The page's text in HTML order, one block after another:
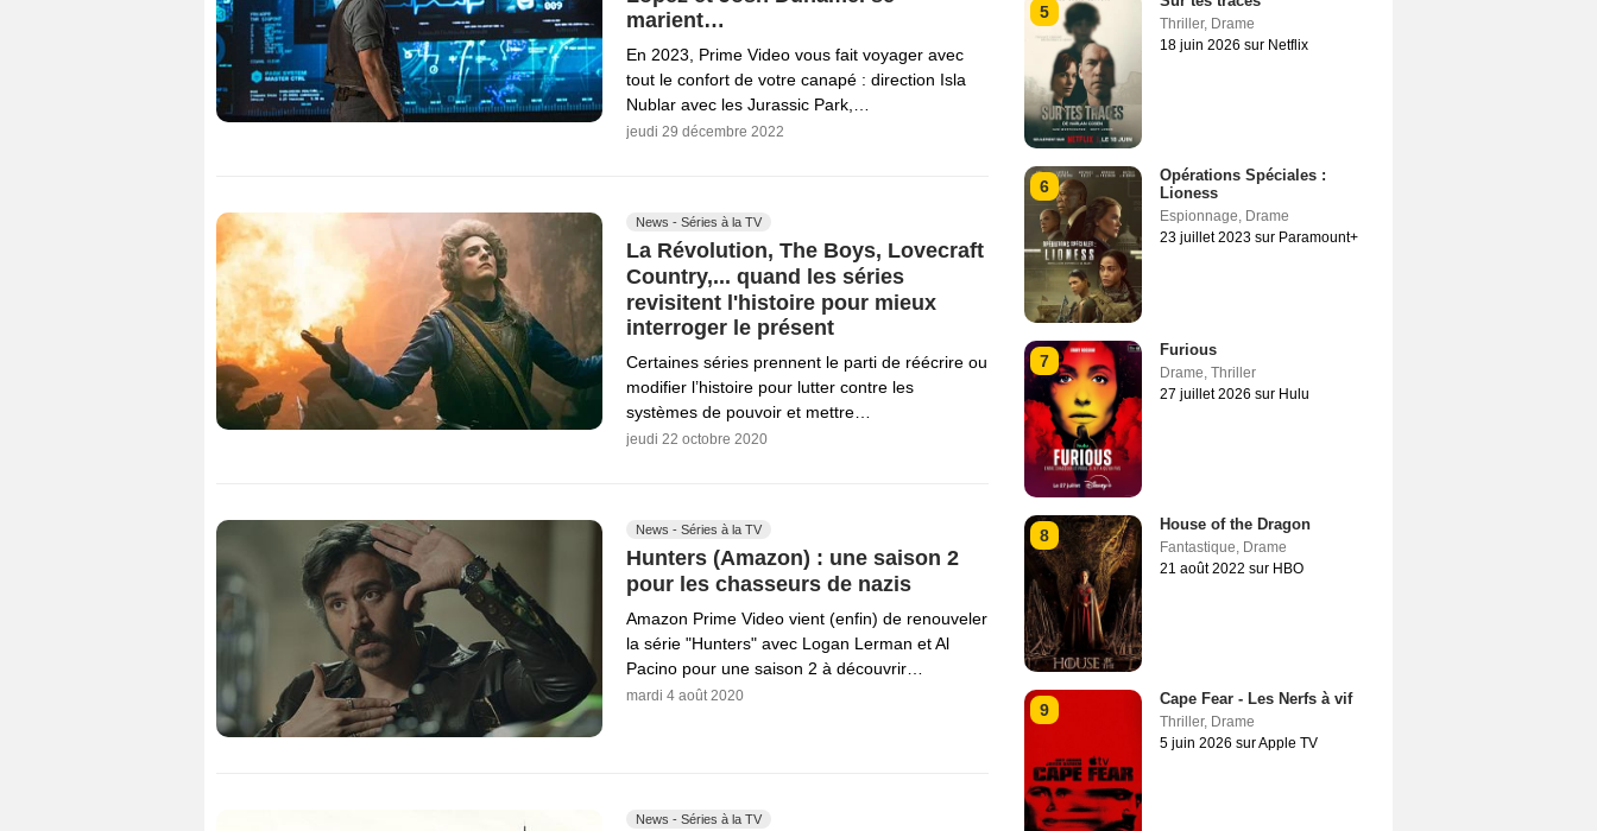
marient…
En 2023, Prime Video vous fait voyager avec
tout le confort de votre canapé : direction Isla
Nublar avec les Jurassic Park,…
jeudi 29 décembre 2022
News - Séries à la TV
La Révolution, The Boys, Lovecraft
Country,... quand les séries
revisitent l'histoire pour mieux
interroger le présent
Certaines séries prennent le parti de réécrire ou
modifier l’histoire pour lutter contre les
systèmes de pouvoir et mettre…
jeudi 22 octobre 2020
News - Séries à la TV
Hunters (Amazon) : une saison 2
pour les chasseurs de nazis
Amazon Prime Video vient (enfin) de renouveler
la série "Hunters" avec Logan Lerman et Al
Pacino pour une saison 2 à découvrir…
mardi 4 août 2020
News - Séries à la TV
5
Thriller, Drame
18 juin 2026 sur Netflix
6
Opérations Spéciales :
Lioness
Espionnage, Drame
23 juillet 2023 sur Paramount+
7
Furious
Drame, Thriller
27 juillet 2026 sur Hulu
8
House of the Dragon
Fantastique, Drame
21 août 2022 sur HBO
9
Cape Fear - Les Nerfs à vif
Thriller, Drame
5 juin 2026 sur Apple TV